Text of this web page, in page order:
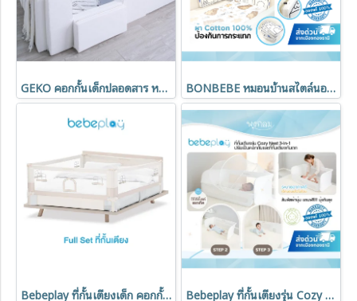
GEKO คอกกั้นเด็กปลอดสาร หนัง SILICONE BONBEBE หมอนบ้านสไตล์นอร์ดิก ป้องกันการกระเเทก cushion baby bumper
Bebeplay ที่กั้นเตียงเด็ก คอกกั้นเด็ก รุ่น Little Home Bebeplay ที่กั้นเตียงรุ่น Cozy Nest 3-in-1 ปรับเป็นคอกกั้นและที่กั้นเตียงกันตก